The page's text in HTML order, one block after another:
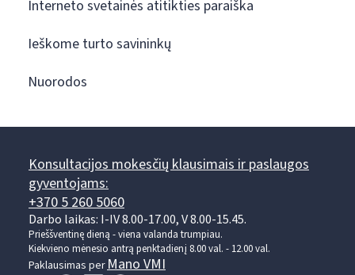
Interneto svetainės atitikties paraiška
Ieškome turto savininkų
Nuorodos
Konsultacijos mokesčių klausimais ir paslaugos
gyventojams:
+370 5 260 5060
Darbo laikas: I-IV 8.00-17.00, V 8.00-15.45.
Prieššventinę dieną - viena valanda trumpiau.
Kiekvieno mėnesio antrą penktadienį 8.00 val. - 12.00 val.
Paklausimas per Mano VMI